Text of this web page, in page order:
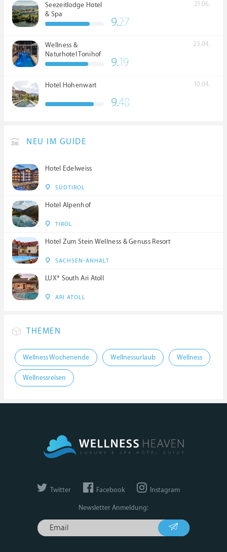
Seezeitlodge Hotel
& Spa
21.06.
9.27
Wellness &
Naturhotel Tonihof
****S
23.04.
9.19
Hotel Hohenwart 10.04.
9.48
NEU IM GUIDE
Hotel Edelweiss
SÜDTIROL
Hotel Alpenhof
TIROL
Hotel Zum Stein Wellness & Genuss Resort
SACHSEN-ANHALT
LUX* South Ari Atoll
ARI ATOLL
THEMEN
Wellness Wochenende Wellnessurlaub Wellness
Wellnessreisen
Twitter Facebook Instagram
Newsletter Anmeldung: